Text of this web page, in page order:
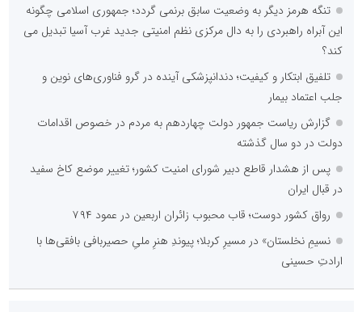
تنگه هرمز دیگر به وضعیت سابق برنمی گردد؛ جمهوری اسلامی چگونه
این آبراه راهبردی را به دال مرکزی نظم امنیتی جدید غرب آسیا تبدیل می
کند؟
تلفیق ابتکار و کیفیت؛ دندانپزشکی آینده در گرو فناوری‌های نوین و
جلب اعتماد بیمار
گزارش ریاست جمهور دولت چهاردهم به مردم در خصوص اقدامات
دولت در دو سال گذشته
پس از هشدار قاطع دبیر شورای امنیت کشور؛ تغییر موضع کاخ سفید
در قبال ایران
رواق کشور دوست؛ قاب محبوب زائران اربعین در عمود ۷۹۴
نسیمِ نخلستان» در مسیرِ کربلا؛ پیوندِ هنرِ ملیِ حصیربافی بافقی‌ها با
ارادتِ حسینی